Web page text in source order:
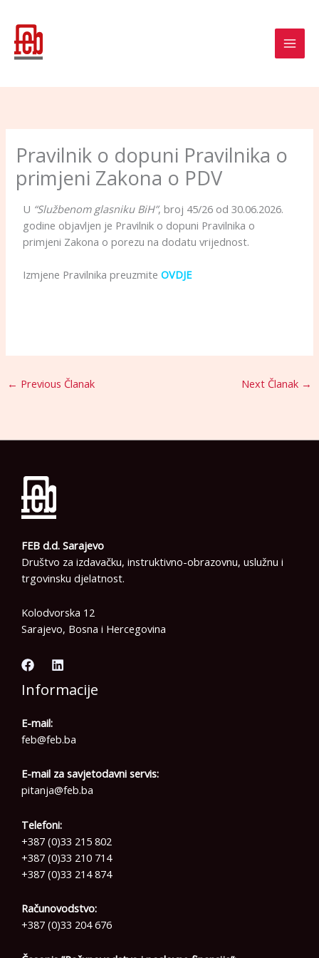
content
Pravilnik o dopuni Pravilnika o
primjeni Zakona o PDV
U “Službenom glasniku BiH”, broj 45/26 od 30.06.2026.
godine objavljen je Pravilnik o dopuni Pravilnika o
primjeni Zakona o porezu na dodatu vrijednost.
Izmjene Pravilnika preuzmiteOVDJE
← Previous Članak Next Članak →
FEB d.d. Sarajevo
Društvo za izdavačku, instruktivno-obrazovnu, uslužnu i
trgovinsku djelatnost.
Kolodvorska 12
Sarajevo, Bosna i Hercegovina
Informacije
E-mail:
feb@feb.ba
E-mail za savjetodavni servis:
pitanja@feb.ba
Telefoni:
+387 (0)33 215 802
+387 (0)33 210 714
+387 (0)33 214 874
Računovodstvo:
+387 (0)33 204 676